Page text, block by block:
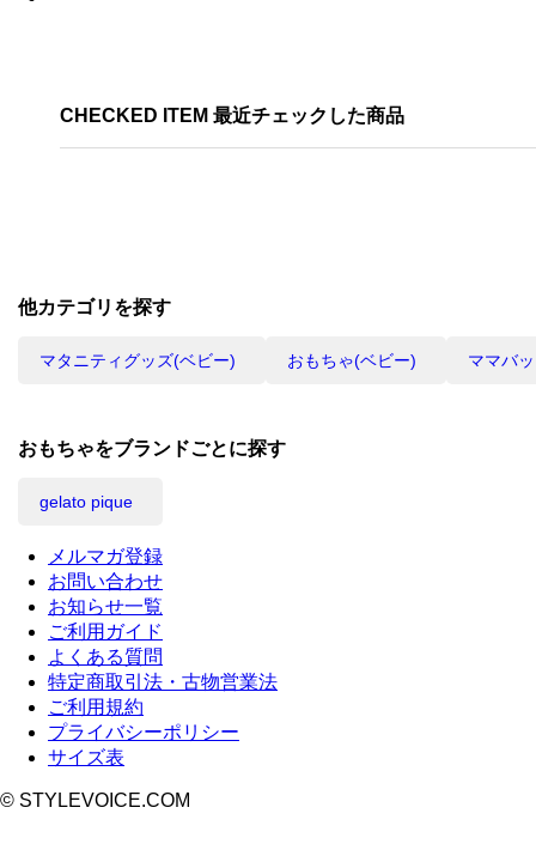
CHECKED ITEM 最近チェックした商品
他カテゴリを探す
ママバ
おもちゃ(ベビー)
マタニティグッズ(ベビー)
おもちゃをブランドごとに探す
gelato pique
メルマガ登録
お問い合わせ
お知らせ一覧
ご利用ガイド
よくある質問
特定商取引法・古物営業法
ご利用規約
プライバシーポリシー
サイズ表
© STYLEVOICE.COM